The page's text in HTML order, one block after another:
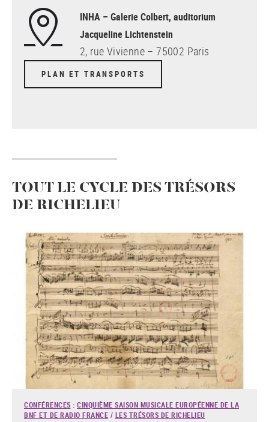
INHA – Galerie Colbert, auditorium
Jacqueline Lichtenstein
2, rue Vivienne – 75002 Paris
PLAN ET TRANSPORTS
TOUT LE CYCLE DES TRÉSORS
DE RICHELIEU
CONFÉRENCES : CINQUIÈME SAISON MUSICALE EUROPÉENNE DE LA
BNF ET DE RADIO FRANCE / LES TRÉSORS DE RICHELIEU